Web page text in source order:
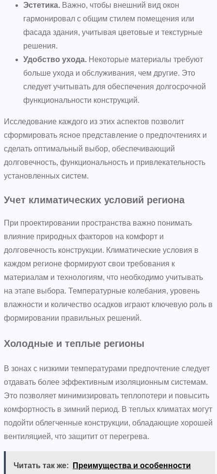
Эстетика. Важно, чтобы внешний вид окон
гармонировал с общим стилем помещения или
фасада здания, учитывая цветовые и текстурные
решения.
Удобство ухода. Некоторые материалы требуют
больше ухода и обслуживания, чем другие. Это
следует учитывать для обеспечения долгосрочной
функциональности конструкций.
Исследование каждого из этих аспектов позволит
сформировать ясное представление о предпочтениях и
сделать оптимальный выбор, обеспечивающий
долговечность, функциональность и привлекательность
установленных систем.
Учет климатических условий региона
При проектировании пространства важно понимать
влияние природных факторов на комфорт и
долговечность конструкции. Климатические условия в
каждом регионе формируют свои требования к
материалам и технологиям, что необходимо учитывать
на этапе выбора. Температурные колебания, уровень
влажности и количество осадков играют ключевую роль в
формировании правильных решений.
Холодные и теплые регионы
В зонах с низкими температурами предпочтение следует
отдавать более эффективным изоляционным системам.
Это позволяет минимизировать теплопотери и повысить
комфортность в зимний период. В теплых климатах могут
подойти облегченные конструкции, обладающие хорошей
вентиляцией, что защитит от перегрева.
Читать так же:
Преимущества и особенности